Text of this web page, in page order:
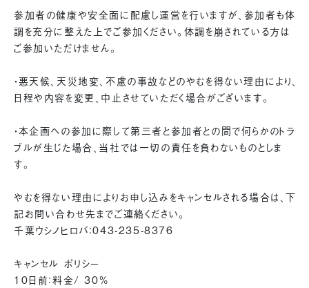
参加者の健康や安全面に配慮し運営を行いますが、参加者も体
調を充分に整えた上でご参加ください。体調を崩されている方は
ご参加いただけません。
・悪天候、天災地変、不慮の事故などのやむを得ない理由により、
日程や内容を変更、中止させていただく場合がございます。
・本企画への参加に際して第三者と参加者との間で何らかのトラ
ブルが生じた場合、当社では一切の責任を負わないものとしま
す。
やむを得ない理由によりお申し込みをキャンセルされる場合は、下
記お問い合わせ先までご連絡ください。
千葉ウシノヒロバ：043-235-8376
キャンセル ポリシー
10日前：料金/ 30%